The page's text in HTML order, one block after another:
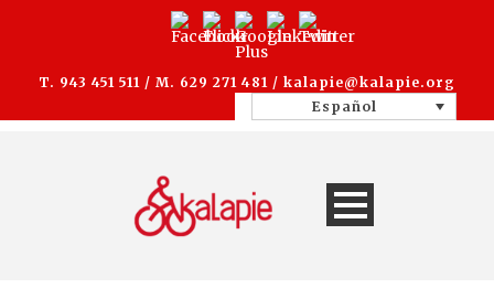
T. 943 451 511 / M. 629 271 481 / kalapie@kalapie.org
Español